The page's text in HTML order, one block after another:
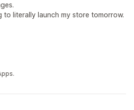
to literally launch my store tomorrow.